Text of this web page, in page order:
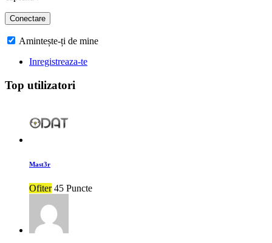
Amintește-ți de mine
Inregistreaza-te
Top utilizatori
Mast3r
Ofiter 45 Puncte